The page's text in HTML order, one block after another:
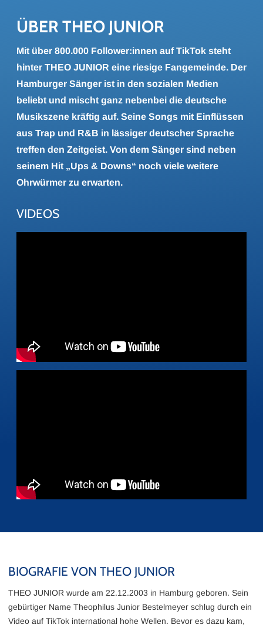
ÜBER THEO JU­NI­OR
Mit über 800.000 Follower:innen auf TikTok steht
hinter THEO JUNIOR eine riesige Fangemeinde. Der
Hamburger Sänger ist in den sozialen Medien
beliebt und mischt ganz nebenbei die deutsche
Musikszene kräftig auf. Seine Songs mit Einflüssen
aus Trap und R&B in lässiger deutscher Sprache
treffen den Zeitgeist. Von dem Sänger sind neben
seinem Hit „Ups & Downs“ noch viele weitere
Ohrwürmer zu erwarten.
VIDEOS
BIOGRAFIE VON THEO JUNIOR
THEO JUNIOR wurde am 22.12.2003 in Hamburg geboren. Sein
gebürtiger Name Theophilus Junior Bestelmeyer schlug durch ein
Video auf TikTok international hohe Wellen. Bevor es dazu kam,